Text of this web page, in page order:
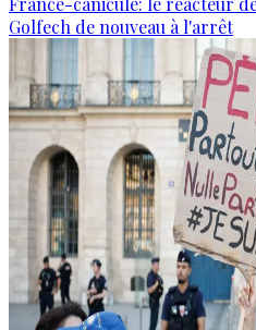
Golfech de nouveau à l'arrêt